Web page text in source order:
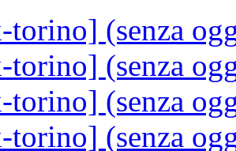
torino] (senza
torino] (senza
torino] (senza
torino] (senza